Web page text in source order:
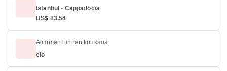
Istanbul - Cappadocia
US$ 83.54
Alimman hinnan kuukausi
elo